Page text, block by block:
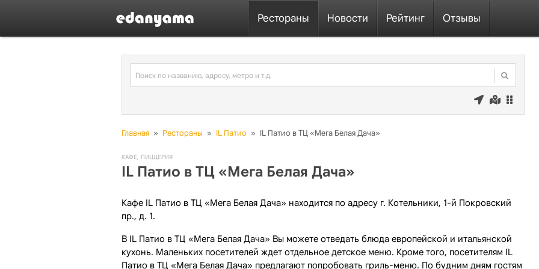
Рестораны Новости Рейтинг Отзывы
Главная » Рестораны » IL Патио » IL Патио в ТЦ «Мега Белая Дача»
КАФЕ, ПИЦЦЕРИЯ
IL Патио в ТЦ «Мега Белая Дача»
Кафе IL Патио в ТЦ «Мега Белая Дача» находится по адресу г. Котельники, 1-й Покровский
пр., д. 1.
В IL Патио в ТЦ «Мега Белая Дача» Вы можете отведать блюда европейской и итальянской
кухонь. Маленьких посетителей ждет отдельное детское меню. Кроме того, посетителям IL
Патио в ТЦ «Мега Белая Дача» предлагают попробовать гриль-меню. По будним дням гостям